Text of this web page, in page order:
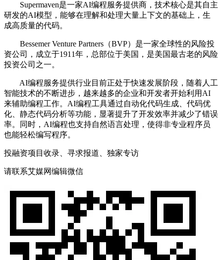
Supermaven是一家AI编程服务提供商，技术核心是其自主
研发的AI模型，能够在理解和处理大量上下文的基础上，生
成高质量的代码。
‌Bessemer Venture Partners（BVP）是一家全球性的风险投
资公司，成立于1911年，总部位于美国，是美国最古老的风险
投资公司之一。‌‌
AI编程服务提供行业目前正处于快速发展阶段，随着人工
智能技术的不断进步，越来越多的企业和开发者开始利用AI
来辅助编程工作。AI编程工具通过自动化代码生成、代码优
化、静态代码分析等功能，显著提升了开发效率并减少了错误
率。同时，AI编程也支持自然语言处理，使得非专业程序员
也能轻松编写程序。
投融资项目收录、寻求报道、独家专访
请联系艾媒网编辑微信